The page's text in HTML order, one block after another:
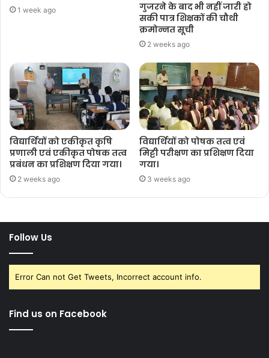
1 week ago
गुजरने के बाद भी नहीं जारी हो
सकी पात्र शिक्षकों की चौथी
क्रमोन्नत सूची
2 weeks ago
विद्यार्थियों को एकीकृत कृषि
प्रणाली एवं एकीकृत पोषक तत्व
प्रबंधन का प्रशिक्षण दिया गया।
2 weeks ago
विद्यार्थियों को पोषक तत्व एवं
मिट्टी परीक्षण का प्रशिक्षण दिया
गया।
3 weeks ago
Follow Us
Error Can not Get Tweets, Incorrect account info.
Find us on Facebook